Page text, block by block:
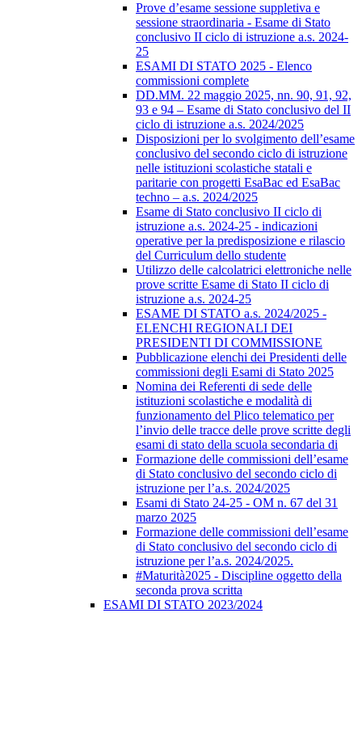
Prove d’esame sessione suppletiva e
sessione straordinaria - Esame di Stato
conclusivo II ciclo di istruzione a.s. 2024-
25
ESAMI DI STATO 2025 - Elenco
commissioni complete
DD.MM. 22 maggio 2025, nn. 90, 91, 92,
93 e 94 – Esame di Stato conclusivo del II
ciclo di istruzione a.s. 2024/2025
Disposizioni per lo svolgimento dell’esame
conclusivo del secondo ciclo di istruzione
nelle istituzioni scolastiche statali e
paritarie con progetti EsaBac ed EsaBac
techno – a.s. 2024/2025
Esame di Stato conclusivo II ciclo di
istruzione a.s. 2024-25 - indicazioni
operative per la predisposizione e rilascio
del Curriculum dello studente
Utilizzo delle calcolatrici elettroniche nelle
prove scritte Esame di Stato II ciclo di
istruzione a.s. 2024-25
ESAME DI STATO a.s. 2024/2025 -
ELENCHI REGIONALI DEI
PRESIDENTI DI COMMISSIONE
Pubblicazione elenchi dei Presidenti delle
commissioni degli Esami di Stato 2025
Nomina dei Referenti di sede delle
istituzioni scolastiche e modalità di
funzionamento del Plico telematico per
l’invio delle tracce delle prove scritte degli
esami di stato della scuola secondaria di
Formazione delle commissioni dell’esame
di Stato conclusivo del secondo ciclo di
istruzione per l’a.s. 2024/2025
Esami di Stato 24-25 - OM n. 67 del 31
marzo 2025
Formazione delle commissioni dell’esame
di Stato conclusivo del secondo ciclo di
istruzione per l’a.s. 2024/2025.
#Maturità2025 - Discipline oggetto della
seconda prova scritta
ESAMI DI STATO 2023/2024